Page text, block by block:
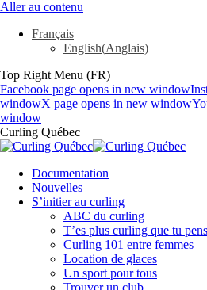
Aller au contenu
Français
English(Anglais)
Top Right Menu (FR)
Facebook page opens in new window
windowX page opens in new window
window
Curling Québec
Documentation
Nouvelles
S’initier au curling
ABC du curling
T’es plus curling que tu
Curling 101 entre femmes
Location de glaces
Un sport pour tous
Trouver un club